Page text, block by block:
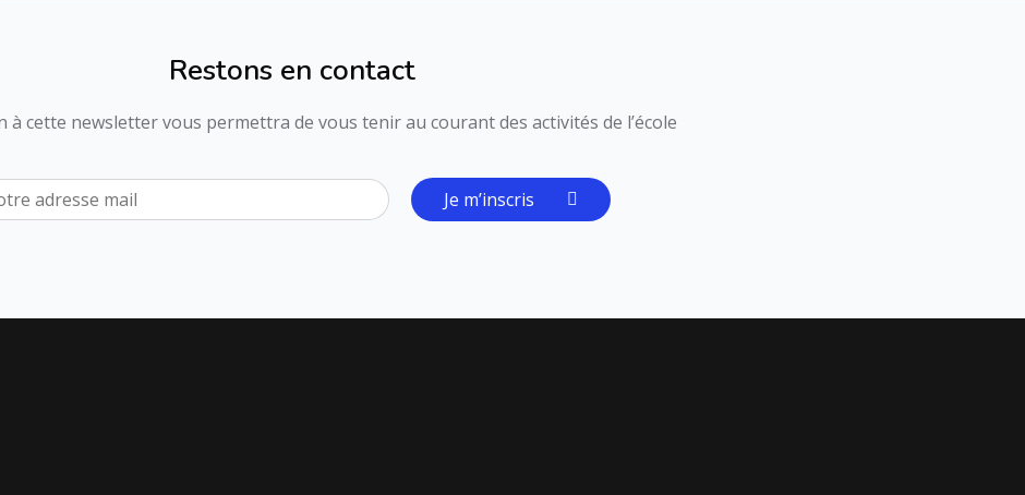
Restons en contact
à cette newsletter vous permettra de vous tenir au courant des activités de l’école
Je m’inscris